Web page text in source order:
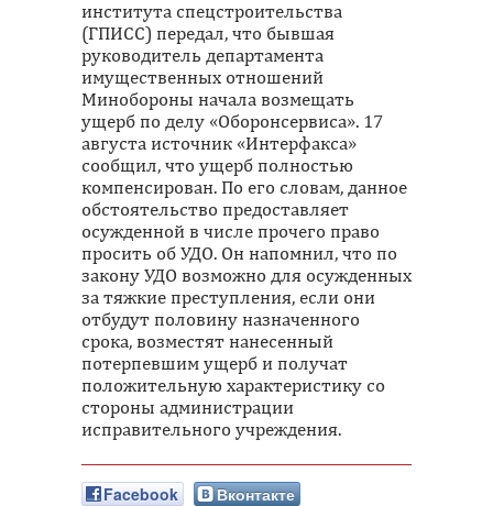
института спецстроительства
(ГПИСС) передал, что бывшая
руководитель департамента
имущественных отношений
Минобороны начала возмещать
ущерб по делу «Оборонсервиса». 17
августа источник «Интерфакса»
сообщил, что ущерб полностью
компенсирован. По его словам, данное
обстоятельство предоставляет
осужденной в числе прочего право
просить об УДО. Он напомнил, что по
закону УДО возможно для осужденных
за тяжкие преступления, если они
отбудут половину назначенного
срока, возместят нанесенный
потерпевшим ущерб и получат
положительную характеристику со
стороны администрации
исправительного учреждения.
Facebook Вконтакте